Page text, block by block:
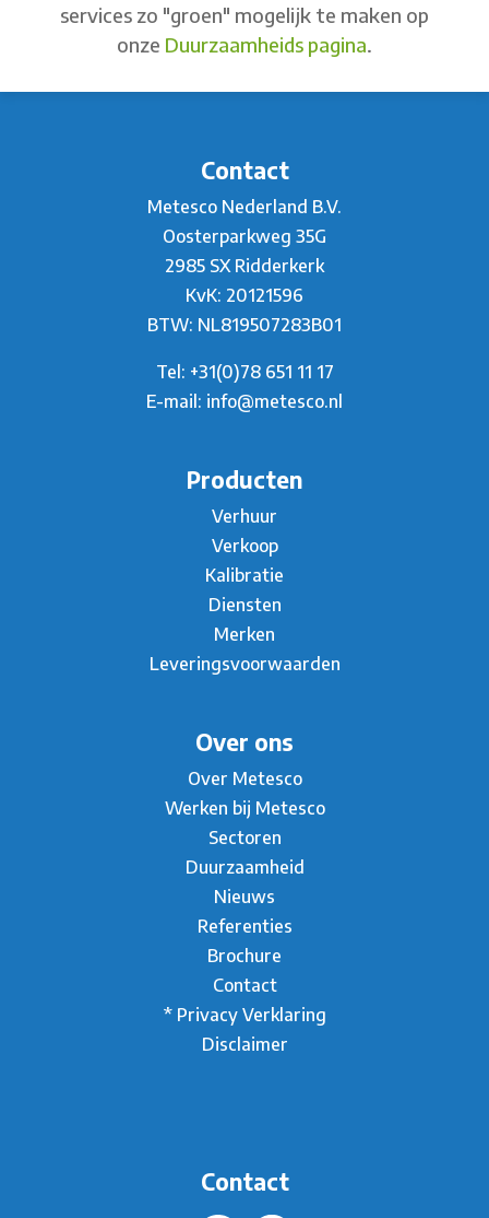
services zo "groen" mogelijk te maken op
onze Duurzaamheids pagina.
Contact
Metesco Nederland B.V.
Oosterparkweg 35G
2985 SX Ridderkerk
KvK: 20121596
BTW: NL819507283B01
Tel: +31(0)78 651 11 17
E-mail: info@metesco.nl
Producten
Verhuur
Verkoop
Kalibratie
Diensten
Merken
Leveringsvoorwaarden
Over ons
Over Metesco
Werken bij Metesco
Sectoren
Duurzaamheid
Nieuws
Referenties
Brochure
Contact
* Privacy Verklaring
Disclaimer
Contact